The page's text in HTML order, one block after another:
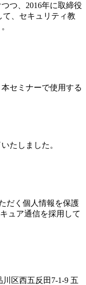
つ、2016年に取締役
、セキュリティ教
セミナーで使用する
たしました。
だく個人情報を保護
ュア通信を採用して
区西五反田7-1-9 五